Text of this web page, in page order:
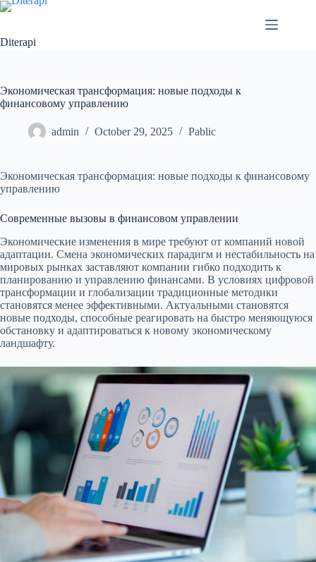
Diterapi
Экономическая трансформация: новые подходы к
финансовому управлению
admin October 29, 2025 Pablic
Экономическая трансформация: новые подходы к финансовому
управлению
Современные вызовы в финансовом управлении
Экономические изменения в мире требуют от компаний новой
адаптации. Смена экономических парадигм и нестабильность на
мировых рынках заставляют компании гибко подходить к
планированию и управлению финансами. В условиях цифровой
трансформации и глобализации традиционные методики
становятся менее эффективными. Актуальными становятся
новые подходы, способные реагировать на быстро меняющуюся
обстановку и адаптироваться к новому экономическому
ландшафту.